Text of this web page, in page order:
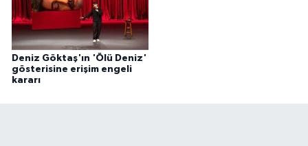
Deniz Göktaş'ın 'Ölü Deniz'
gösterisine erişim engeli
kararı